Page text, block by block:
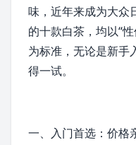
味，近年来成为大众
的十款白茶，均以“
为标准，无论是新手
得一试。
一、入门首选：价格